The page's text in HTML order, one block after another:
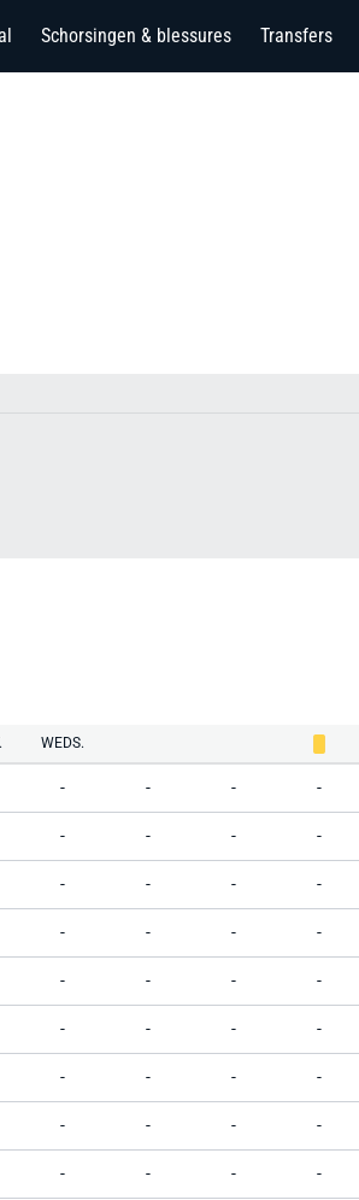
Schorsingen & blessures Transfers
WEDS.
- - - -
- - - -
- - - -
- - - -
- - - -
- - - -
- - - -
- - - -
- - - -